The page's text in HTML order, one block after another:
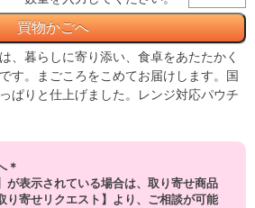
、暮らしに寄り添い、食卓をあたたかく
す。まごころをこめてお届けします。国
ぱりと仕上げました。レンジ対応パウチ
＊
が表示されている場合は、取り寄せ商品
り寄せリクエスト】より、ご相談が可能